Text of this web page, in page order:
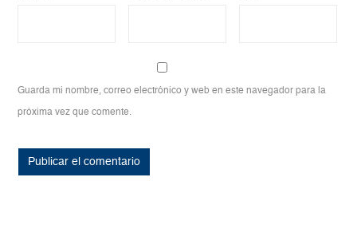
Guarda mi nombre, correo electrónico y web en este navegador para la
próxima vez que comente.